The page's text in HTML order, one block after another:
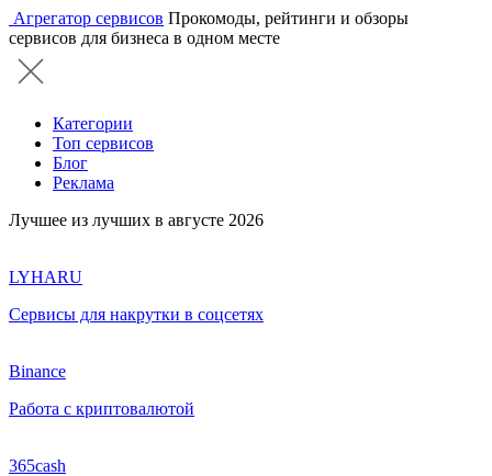
Агрегатор сервисов Прокомоды, рейтинги и обзоры
сервисов для бизнеса в одном месте
Категории
Топ сервисов
Блог
Реклама
Лучшее из лучших в августе 2026
LYHARU
Сервисы для накрутки в соцсетях
Binance
Работа с криптовалютой
365cash